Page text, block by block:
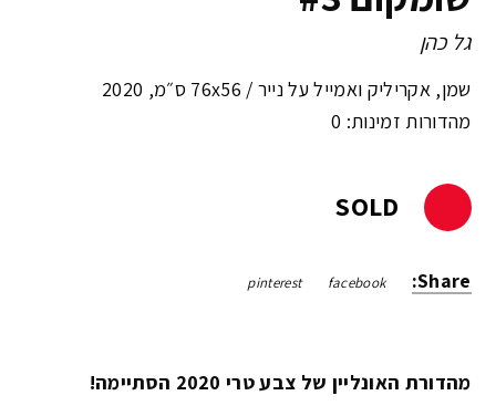
גל כהן
שמן, אקריליק ואמייל על נייר / 76x56 ס״מ ,
מהדורות זמינות: 0
SOLD
Share:
facebook
pinterest
מהדורת האונליין של צבע טרי 2020 הסתיימה!